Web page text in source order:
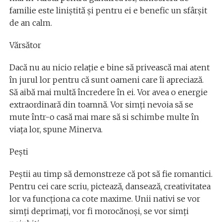
familie este liniștită și pentru ei e benefic un sfârșit
de an calm.
Vărsător
Dacă nu au nicio relație e bine să privească mai atent
în jurul lor pentru că sunt oameni care îi apreciază.
Să aibă mai multă încredere în ei. Vor avea o energie
extraordinară din toamnă. Vor simți nevoia să se
mute într-o casă mai mare să si schimbe multe în
viața lor, spune Minerva.
Pești
Peștii au timp să demonstreze că pot să fie romantici.
Pentru cei care scriu, pictează, dansează, creativitatea
lor va funcționa ca cote maxime. Unii nativi se vor
simți deprimați, vor fi morocănoși, se vor simți